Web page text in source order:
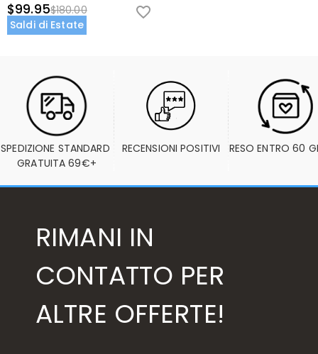
$99.95$180.00
Saldi di Estate
SPEDIZIONE STANDARD
GRATUITA 69€+
RECENSIONI POSITIVI RESO ENTRO 60
RIMANI IN
CONTATTO PER
ALTRE OFFERTE!